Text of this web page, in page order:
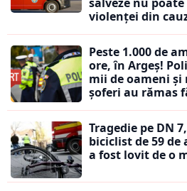
violenței din
Peste 1.000 de
ore, în Argeș!
mii de oameni și
șoferi au rămas
Tragedie pe DN
biciclist de 59
a fost lovit de o